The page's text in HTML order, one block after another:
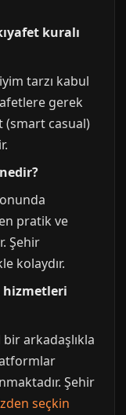
kuralı
tarzı kabul
gerek
(smart casual)
pratik ve
Şehir
kolaydır.
hizmetleri
arkadaşlıkla
Şehir
seçkin